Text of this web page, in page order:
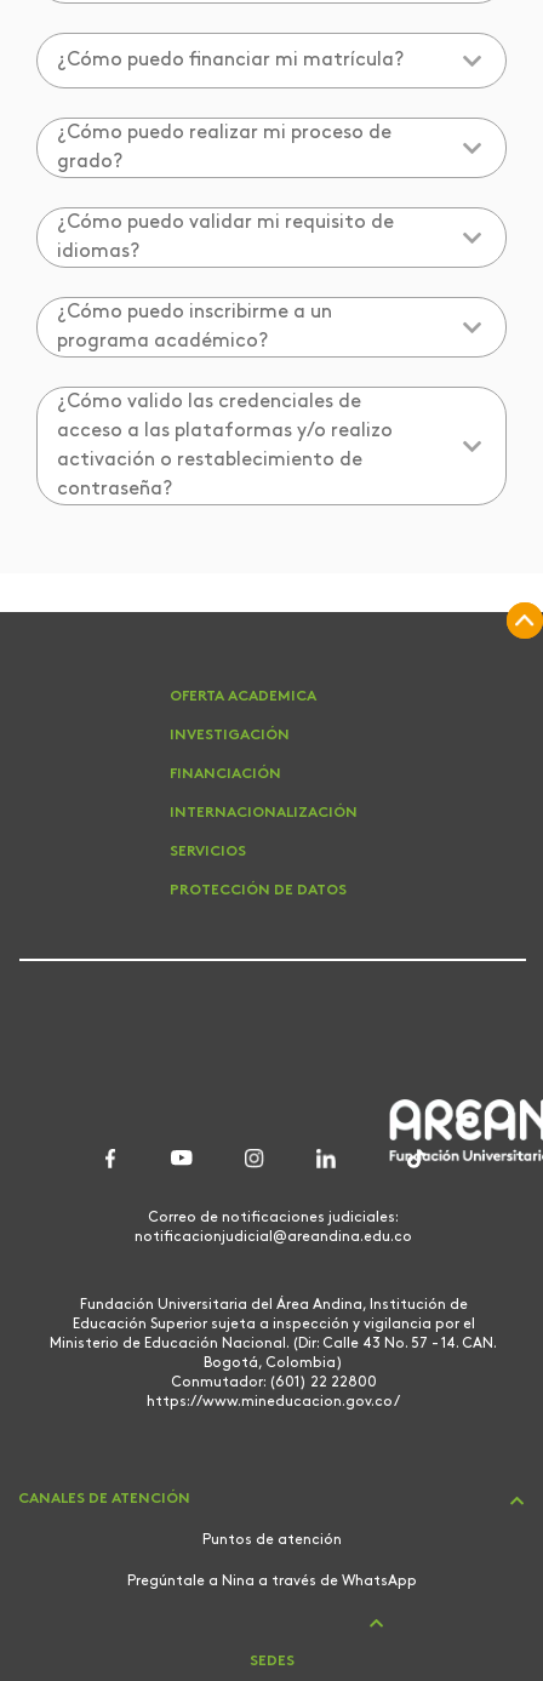
¿Cómo puedo financiar mi matrícula?
¿Cómo puedo realizar mi proceso de
grado?
¿Cómo puedo validar mi requisito de
idiomas?
¿Cómo puedo inscribirme a un
programa académico?
¿Cómo valido las credenciales de
acceso a las plataformas y/o realizo
activación o restablecimiento de
contraseña?
OFERTA ACADEMICA
INVESTIGACIÓN
FINANCIACIÓN
INTERNACIONALIZACIÓN
SERVICIOS
PROTECCIÓN DE DATOS
Correo de notificaciones judiciales:
notificacionjudicial@areandina.edu.co
Fundación Universitaria del Área Andina, Institución de
Educación Superior sujeta a inspección y vigilancia por el
Ministerio de Educación Nacional. (Dir: Calle 43 No. 57 - 14. CAN.
Bogotá, Colombia)
Conmutador: (601) 22 22800
https://www.mineducacion.gov.co/
CANALES DE ATENCIÓN
Puntos de atención
Pregúntale a Nina a través de WhatsApp
SEDES